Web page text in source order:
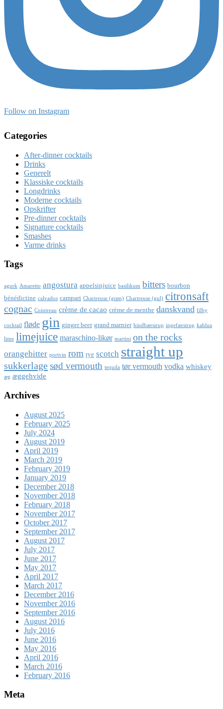
Follow on Instagram
Categories
After-dinner cocktails
Drinks
Generelt
Klassiske cocktails
Longdrinks
Moderne cocktails
Opskrifter
Pre-dinner cocktails
Signature cocktails
Smashes
Varme drinks
Tags
agurk Amaretto angostura appelsinjuice basilikum bitters bourbon
bénédictine calvados campari Chartreuse (grøn) Chartreuse (gul) citronsaft
cognac Cointreau crème de cacao crème de menthe danskvand filby
cocktail fløde gin ginger beer grand marnier hindbærsirup ingefærsirup kahlua
lime limejuice maraschino-likør martini on the rocks
orangebitter portvin rom rye scotch straight up
sukkerlagesød vermouth tequila tør vermouth vodka whiskey
æg æggehvide
Archives
August 2025
February 2025
July 2024
August 2019
April 2019
March 2019
February 2019
January 2019
December 2018
November 2018
February 2018
November 2017
October 2017
September 2017
August 2017
July 2017
June 2017
May 2017
April 2017
March 2017
December 2016
November 2016
September 2016
August 2016
July 2016
June 2016
May 2016
April 2016
March 2016
February 2016
Meta